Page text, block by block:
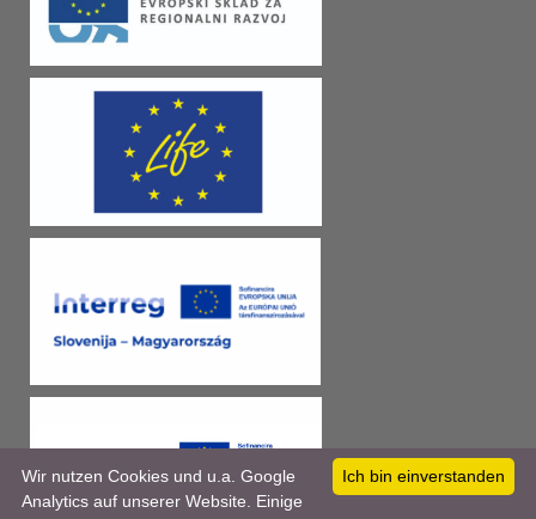
Ich bin einverstanden
Wir nutzen Cookies und u.a. Google
Analytics auf unserer Website. Einige